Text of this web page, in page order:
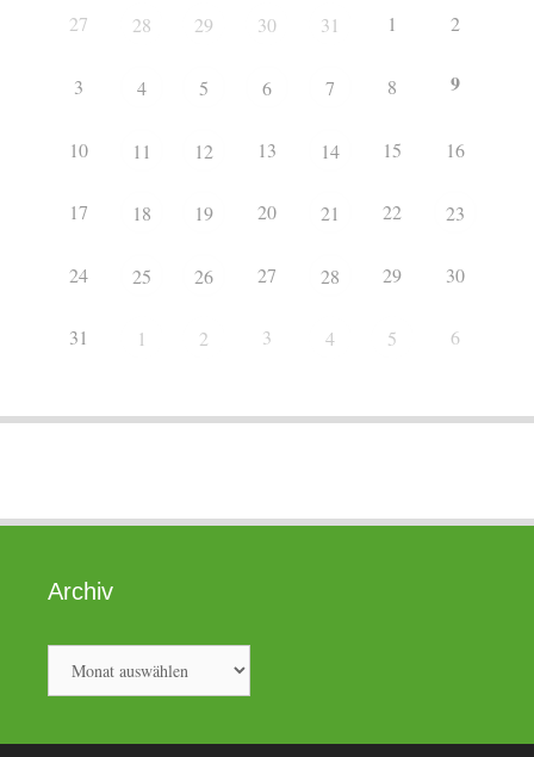
27 28 29 30 31 1 2
3 4 5 6 7 8 9
10 11 12 13 14 15 16
17 18 19 20 21 22 23
24 25 26 27 28 29 30
31 1 2 3 4 5 6
Archiv
Archiv